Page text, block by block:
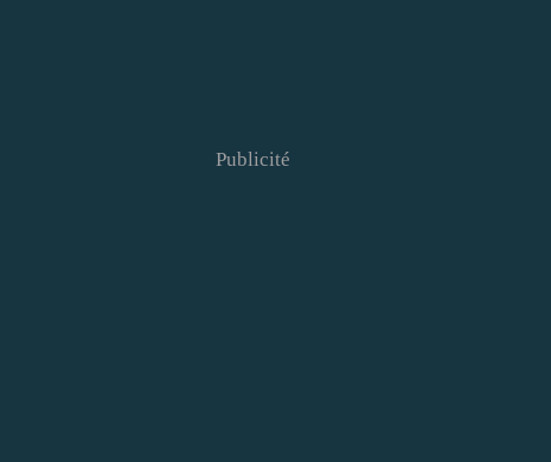
Publicité